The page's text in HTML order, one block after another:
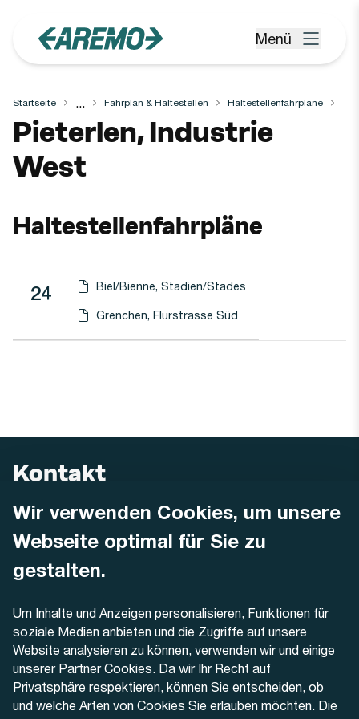
Wir verwenden Cookies, um unsere
Webseite optimal für Sie zu
gestalten.
Um Inhalte und Anzeigen personalisieren, Funktionen für
soziale Medien anbieten und die Zugriffe auf unsere
Website analysieren zu können, verwenden wir und einige
unserer Partner Cookies. Da wir Ihr Recht auf
Privatsphäre respektieren, können Sie entscheiden, ob
und welche Arten von Cookies Sie erlauben möchten. Die
Menü öffnen
Menü
Startseite ... Fahrplan & Haltestellen Haltestellenfahrpläne
Haltestelle
Pieterlen, Industrie
West
Haltestellenfahrpläne
Linie Richtung
Linie
24 Haltestellen-PDF herunterladen für
Biel/Bienne, Stadien/Stades
(Öffnet in einen neuen Tab oder Fenster)
Haltestellen-PDF herunterladen für
Grenchen, Flurstrasse Süd
(Öffnet in einen neuen Tab oder Fenster)
Kontakt
AREMO
Dornacherstrasse 48
4500 Solothurn
+41 32 622 37 22
Kontaktformular